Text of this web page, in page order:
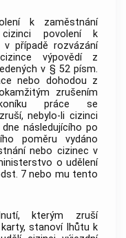
k zaměstnání
povolení k
případě rozvázání
výpovědí z
v § 52 písm.
nebo dohodou z
zrušením
práce se
nebylo-li cizinci
následujícího po
poměru vydáno
nebo cizinec v
o udělení
7 nebo mu tento
kterým zruší
stanoví lhůtu k